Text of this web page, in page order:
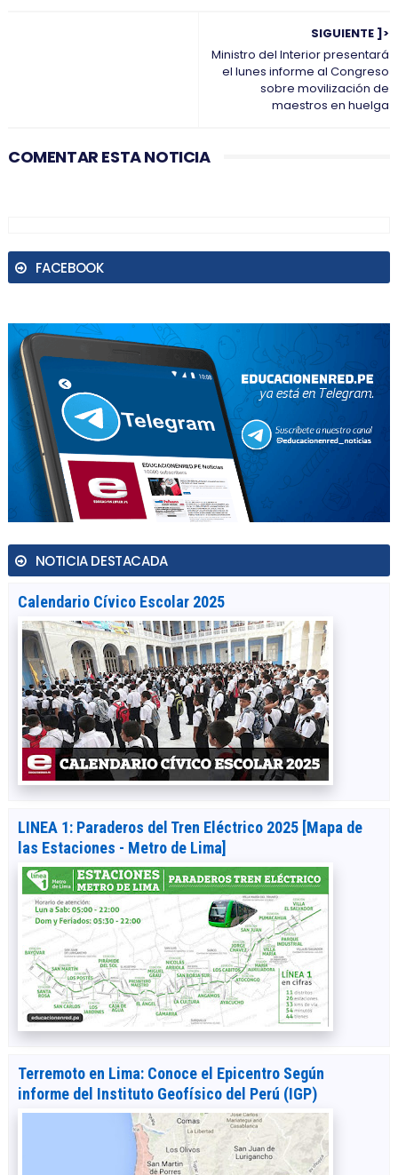
SIGUIENTE ]>
Ministro del Interior presentará
el lunes informe al Congreso
sobre movilización de
maestros en huelga
COMENTAR ESTA NOTICIA
FACEBOOK
NOTICIA DESTACADA
Calendario Cívico Escolar 2025
LINEA 1: Paraderos del Tren Eléctrico 2025 [Mapa de
las Estaciones - Metro de Lima]
Terremoto en Lima: Conoce el Epicentro Según
informe del Instituto Geofísico del Perú (IGP)